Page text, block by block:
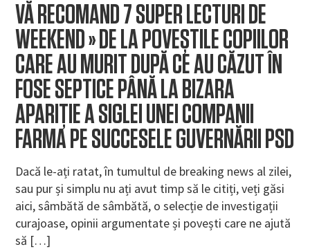
VĂ RECOMAND 7 SUPER LECTURI DE
WEEKEND » DE LA POVEȘTILE COPIILOR
CARE AU MURIT DUPĂ CE AU CĂZUT ÎN
FOSE SEPTICE PÂNĂ LA BIZARA
APARIŢIE A SIGLEI UNEI COMPANII
FARMA PE SUCCESELE GUVERNĂRII PSD
Dacă le-ați ratat, în tumultul de breaking news al zilei,
sau pur și simplu nu ați avut timp să le citiți, veți găsi
aici, sâmbătă de sâmbătă, o selecție de investigații
curajoase, opinii argumentate și povești care ne ajută
să […]